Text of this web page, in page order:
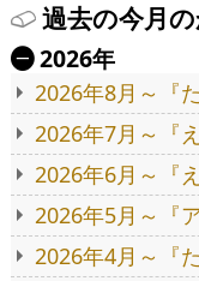
過去の今月
Ä 2026年
2026年8月～『
2026年7月～『
2026年6月～『
2026年5月～『
2026年4月～『